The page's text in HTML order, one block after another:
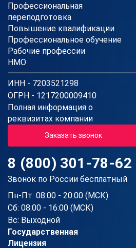
Профессиональная
переподготовка
Повышение квалификации
Профессиональное обучение
Рабочие профессии
НМО
ИНН - 7203521298
ОГРН - 1217200009410
Полная информация о
реквизитах компании
Заказать звонок
8 (800) 301-78-62
Звонок по России бесплатный
Пн-Пт: 08:00 - 20:00 (МСК)
Сб: 08:00 - 16:00 (МСК)
Вс: Выходной
Государственная
Лицензия